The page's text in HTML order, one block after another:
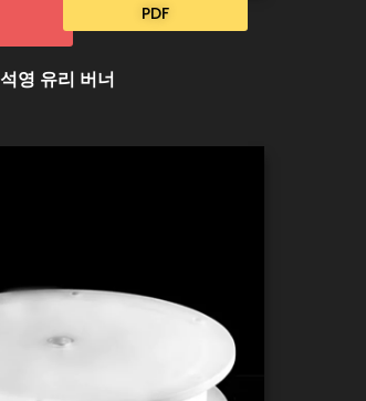
PDF
석영 유리 버너